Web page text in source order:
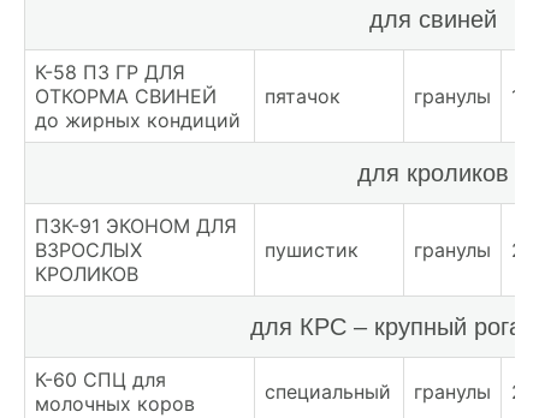
для свиней
К-58 ПЗ ГР ДЛЯ
ОТКОРМА СВИНЕЙ
до жирных кондиций
пятачок гранулы
для кроликов
ПЗК-91 ЭКОНОМ ДЛЯ
ВЗРОСЛЫХ
КРОЛИКОВ
пушистик гранулы
для КРС – крупный
К-60 СПЦ для
молочных коров
специальный гранулы